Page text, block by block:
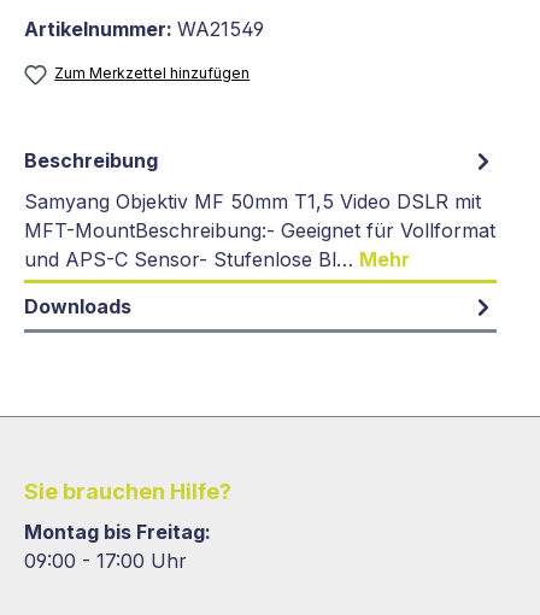
Artikelnummer: WA21549
Zum Merkzettel hinzufügen
Beschreibung
Samyang Objektiv MF 50mm T1,5 Video DSLR mit
MFT-MountBeschreibung:- Geeignet für Vollformat
und APS-C Sensor- Stufenlose Bl… Mehr
Downloads
Sie brauchen Hilfe?
Montag bis Freitag:
09:00 - 17:00 Uhr